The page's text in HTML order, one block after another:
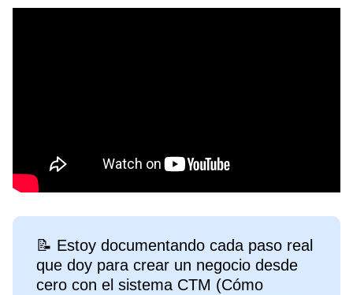
📝 Estoy documentando cada paso real
que doy para crear un negocio desde
cero con el sistema CTM (Cómo